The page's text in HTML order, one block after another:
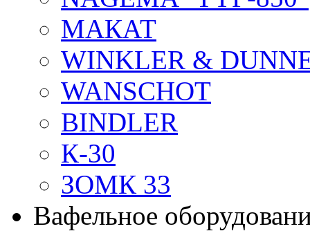
МАКАТ
WINKLER &
WANSCHOT
BINDLER
К-30
ЗОМК 33
Вафельное